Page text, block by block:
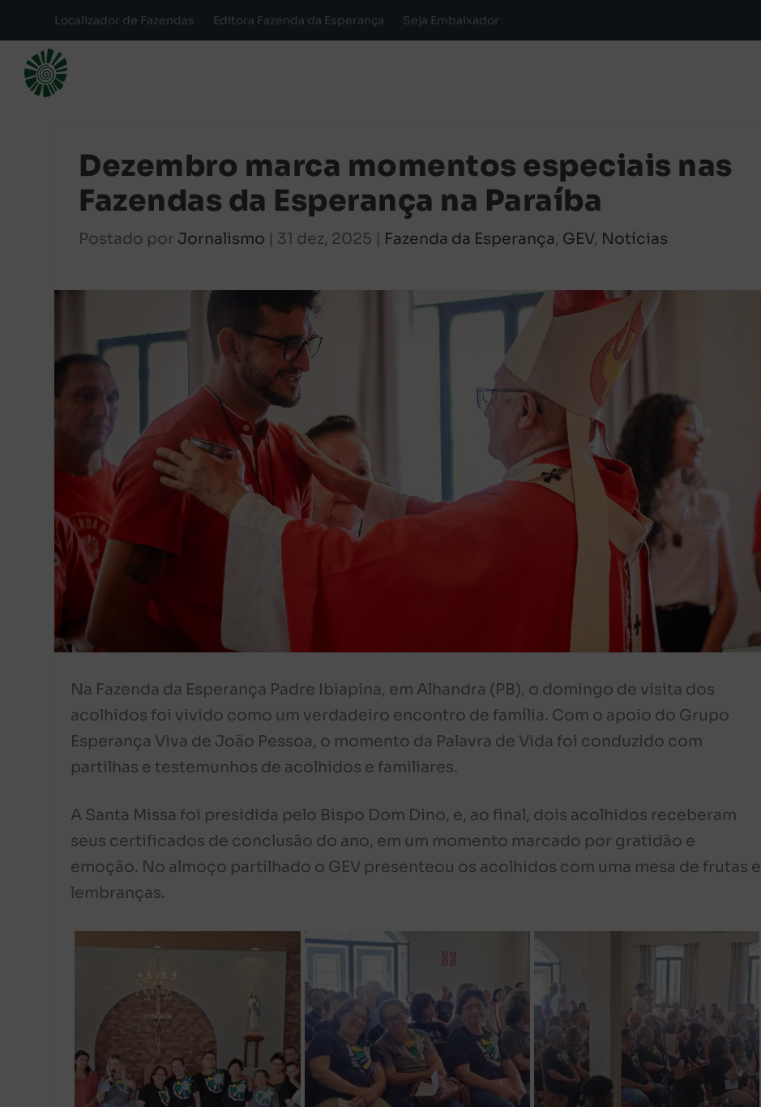
Localizador de Fazendas Editora Fazenda da Esperança Seja Embaixador
Dezembro marca momentos especiais nas
Fazendas da Esperança na Paraíba
Postado por Jornalismo | 31 dez, 2025 | Fazenda da Esperança, GEV, Notícias
Na Fazenda da Esperança Padre Ibiapina, em Alhandra (PB), o domingo de visita dos
acolhidos foi vivido como um verdadeiro encontro de família. Com o apoio do Grupo
Esperança Viva de João Pessoa, o momento da Palavra de Vida foi conduzido com
partilhas e testemunhos de acolhidos e familiares.
A Santa Missa foi presidida pelo Bispo Dom Dino, e, ao final, dois acolhidos receberam
seus certificados de conclusão do ano, em um momento marcado por gratidão e
emoção. No almoço partilhado o GEV presenteou os acolhidos com uma mesa de frutas e
lembranças.